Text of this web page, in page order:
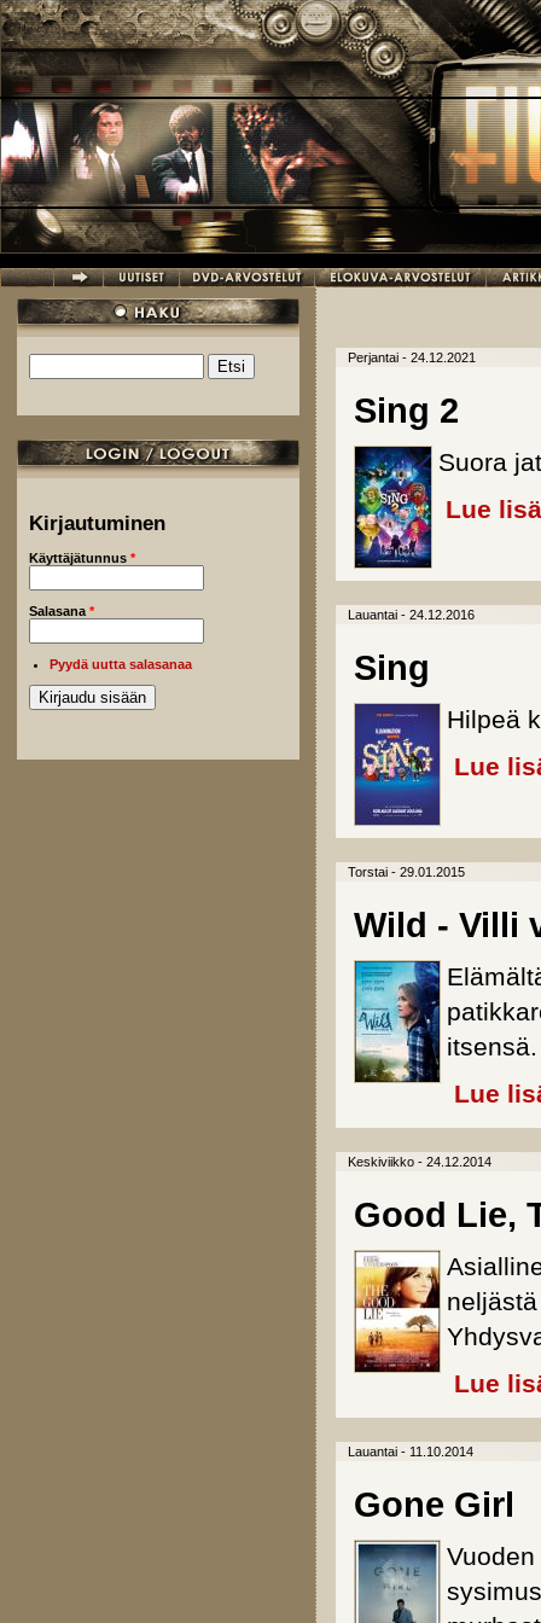
Hyppää pääsisältöön
Hakulomake
Kirjautuminen
Käyttäjätunnus *
Salasana *
Pyydä uutta salasanaa
Perjantai - 24.12.2021
Sing 2
Suora
Lue
Lauantai - 24.12.2016
Sing
Hilpeä
Lue
Torstai - 29.01.2015
Wild - Villi
itsensä.
Lue
Keskiviikko - 24.12.2014
Good Lie,
Lue
Lauantai - 11.10.2014
Gone Girl